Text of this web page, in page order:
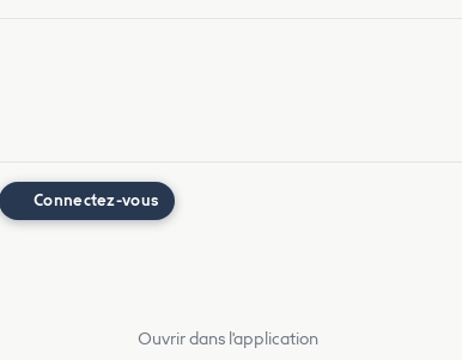
Connectez-vous
Ouvrir dans l'application